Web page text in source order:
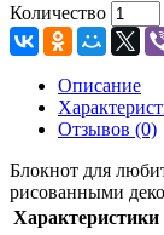
Количество
Описание
Отзывов (0)
Блокнот для
рисованными
Характеристики